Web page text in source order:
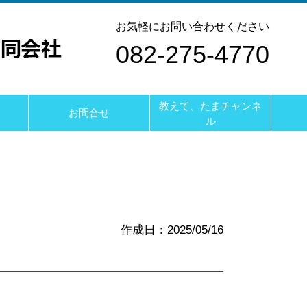
お気軽にお問い合わせください
082-275-4770
お問合せ
教えて、たまチャンネ
ル
作成日：2025/05/16